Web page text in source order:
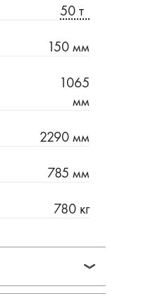
50 т
150 мм
1065
мм
2290 мм
785 мм
780 кг